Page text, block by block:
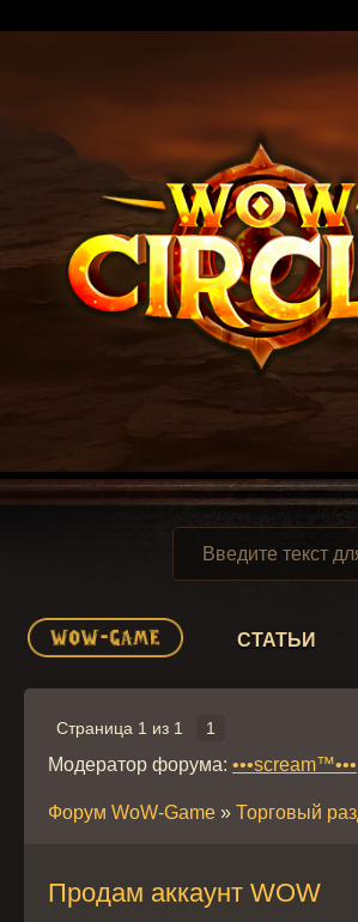
СТАТЬИ
Страница 1 из 1 1
Модератор форума: •••scream™•••
Форум WoW-Game » Торговый
Продам аккаунт WOW